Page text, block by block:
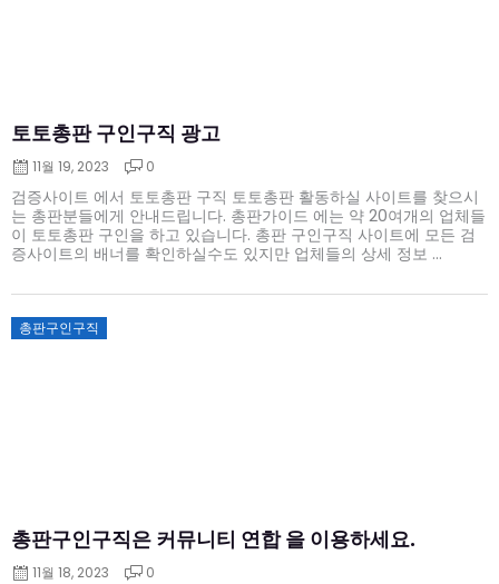
토토총판 구인구직 광고
11월 19, 2023 0
검증사이트 에서 토토총판 구직 토토총판 활동하실 사이트를 찾으시
는 총판분들에게 안내드립니다. 총판가이드 에는 약 20여개의 업체들
이 토토총판 구인을 하고 있습니다. 총판 구인구직 사이트에 모든 검
증사이트의 배너를 확인하실수도 있지만 업체들의 상세 정보 ...
총판구인구직
총판구인구직은 커뮤니티 연합 을 이용하세요.
Posted
on
11월 18, 2023 0